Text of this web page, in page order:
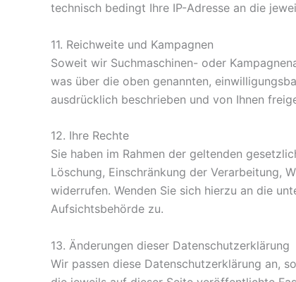
technisch bedingt Ihre IP-Adresse an die
11. Reichweite und Kampagnen
Soweit wir Suchmaschinen- oder
was über die oben genannten,
ausdrücklich beschrieben und von Ihnen
12. Ihre Rechte
Sie haben im Rahmen der geltenden
Löschung, Einschränkung der Verarbeitung,
widerrufen. Wenden Sie sich hierzu an die
Aufsichtsbehörde zu.
13. Änderungen dieser Datenschutzerklärung
Wir passen diese Datenschutzerklärung an,